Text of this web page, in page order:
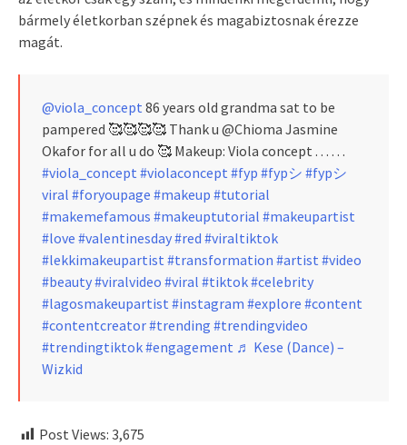
bármely életkorban szépnek és magabiztosnak érezze
magát.
@viola_concept 86 years old grandma sat to be
pampered 🥰🥰🥰🥰 Thank u @Chioma Jasmine
Okafor for all u do 🥰 Makeup: Viola concept . . . . . .
#viola_concept #violaconcept #fyp #fypシ #fypシ゚
viral #foryoupage #makeup #tutorial
#makemefamous #makeuptutorial #makeupartist
#love #valentinesday#red #viraltiktok
#lekkimakeupartist #transformation #artist #video
#beauty#viralvideo #viral #tiktok#celebrity
#lagosmakeupartist #instagram #explore #content
#contentcreator#trending #trendingvideo
#trendingtiktok#engagement ♬ Kese (Dance) –
Wizkid
Post Views: 3,675